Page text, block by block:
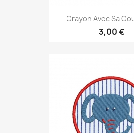
Crayon Avec Sa
3,00 €